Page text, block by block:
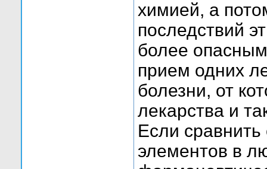
химией, а
последствий
более
прием одних
болезни, от
лекарства и
Если
элементов в